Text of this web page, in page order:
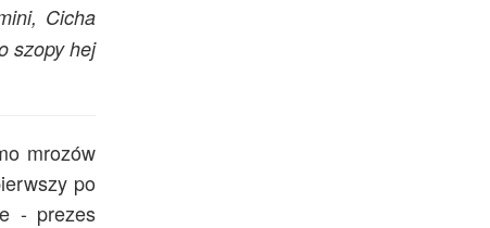
Cicha
szopy hej
mrozów
po
- prezes